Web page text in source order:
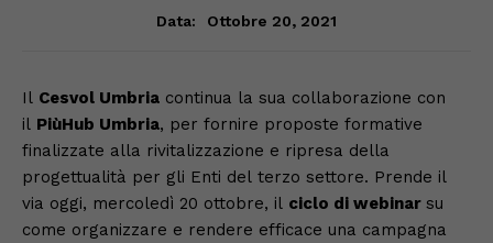
Data: Ottobre 20, 2021
Il Cesvol Umbria continua la sua collaborazione con
il PiùHub Umbria, per fornire proposte formative
finalizzate alla rivitalizzazione e ripresa della
progettualità per gli Enti del terzo settore. Prende il
via oggi, mercoledì 20 ottobre, il ciclo di webinar su
come organizzare e rendere efficace una campagna